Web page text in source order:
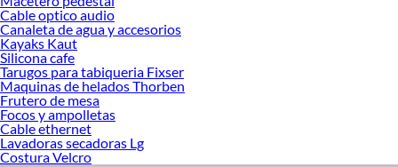
Cable optico audio
Canaleta de agua y accesorios
Kayaks Kaut
Silicona cafe
Tarugos para tabiqueria Fixser
Maquinas de helados Thorben
Frutero de mesa
Focos y ampolletas
Cable ethernet
Lavadoras secadoras Lg
Costura Velcro